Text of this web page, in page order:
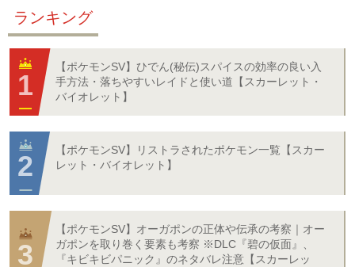
ランキング
【ポケモンSV】ひでん(秘伝)スパイスの効率の良い入
手方法・落ちやすいレイドと使い道【スカーレット・
バイオレット】
【ポケモンSV】リストラされたポケモン一覧【スカー
レット・バイオレット】
【ポケモンSV】オーガポンの正体や伝承の考察｜オー
ガポンを取り巻く要素も考察 ※DLC『碧の仮面』、
『キビキビパニック』のネタバレ注意【スカーレッ